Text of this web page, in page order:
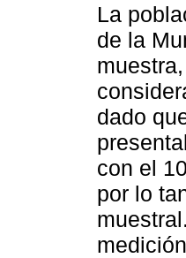
La
de la
dado
con el
por lo